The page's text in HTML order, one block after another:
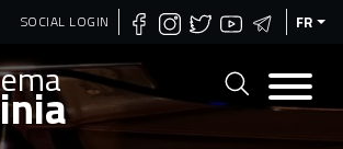
Aller
contenu
principal
SOCIAL LOGIN FR